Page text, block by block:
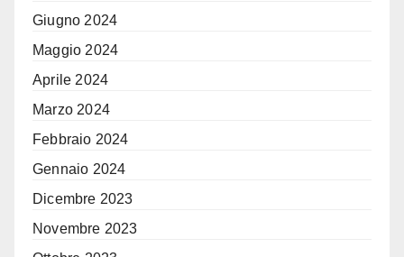
Giugno 2024
Maggio 2024
Aprile 2024
Marzo 2024
Febbraio 2024
Gennaio 2024
Dicembre 2023
Novembre 2023